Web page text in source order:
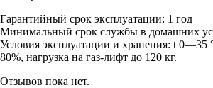
Гарантийный срок эксплуатации: 1 год
Минимальный срок службы в домашних
Условия эксплуатации и хранения: t 0—35
80%, нагрузка на газ-лифт до 120 кг.
Отзывов пока нет.